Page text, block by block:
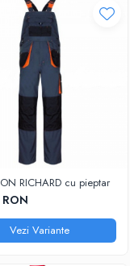
RICHARD cu pieptar
Vezi Variante